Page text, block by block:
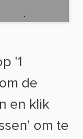
'1
de
en klik
om te